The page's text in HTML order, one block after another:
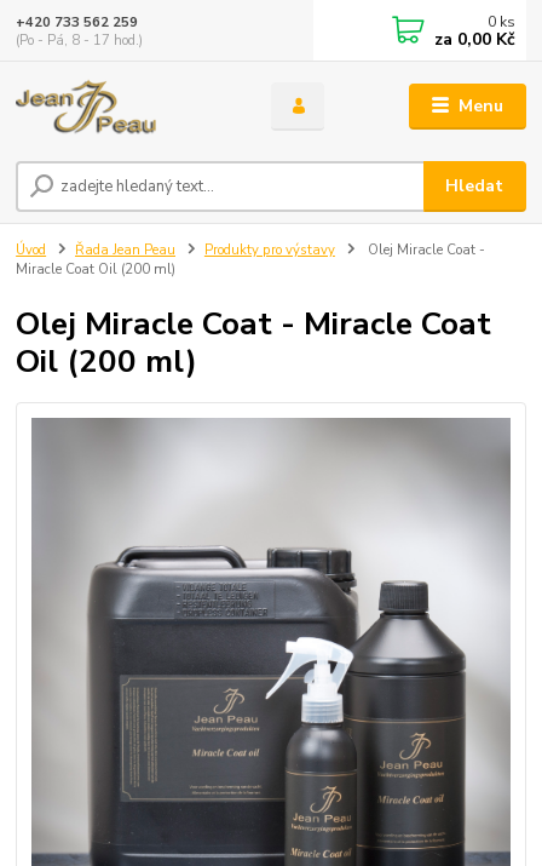
Menu
Hledat
+420 733 562 259
(Po - Pá, 8 - 17 hod.)
0 ks
za 0,00 Kč
Úvod Řada Jean Peau Produkty pro výstavy
Olej Miracle Coat -
Miracle Coat Oil (200 ml)
Olej Miracle Coat - Miracle Coat
Oil (200 ml)